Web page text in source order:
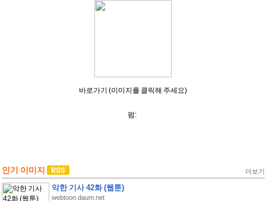
바로가기 (이미지를 클릭해 주세요)
펌:
인기 이미지 더보기
악한 기사 42화 (웹툰)
webtoon.daum.net